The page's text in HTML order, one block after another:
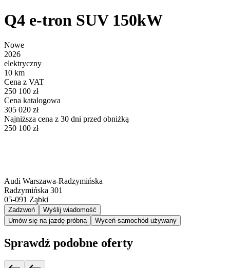
Q4 e-tron SUV 150kW
Nowe
2026
elektryczny
10 km
Cena z VAT
250 100 zł
Cena katalogowa
305 020 zł
Najniższa cena z 30 dni przed obniżką
250 100 zł
Audi Warszawa-Radzymińska
Radzymińska 301
05-091 Ząbki
Zadzwoń
Wyślij wiadomość
Umów się na jazdę próbną
Wyceń samochód używany
Sprawdź podobne oferty